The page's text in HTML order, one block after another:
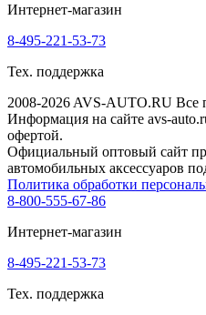
Интернет-магазин
8-495-221-53-73
Тех. поддержка
2008-2026 AVS-AUTO.RU Все
Информация на сайте avs-
офертой.
Официальный оптовый сайт
автомобильных аксессуаров
Политика обработки
8-800-555-67-86
Интернет-магазин
8-495-221-53-73
Тех. поддержка